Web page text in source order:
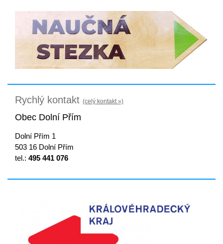
Rychlý kontakt (celý kontakt »)
Obec Dolní Přím
Dolní Přím 1
503 16 Dolní Přím
tel.: 495 441 076